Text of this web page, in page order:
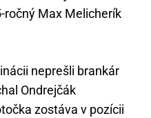
ročný Max Melicherík
neprešli brankár
Ondrejčák
zostáva v pozícii